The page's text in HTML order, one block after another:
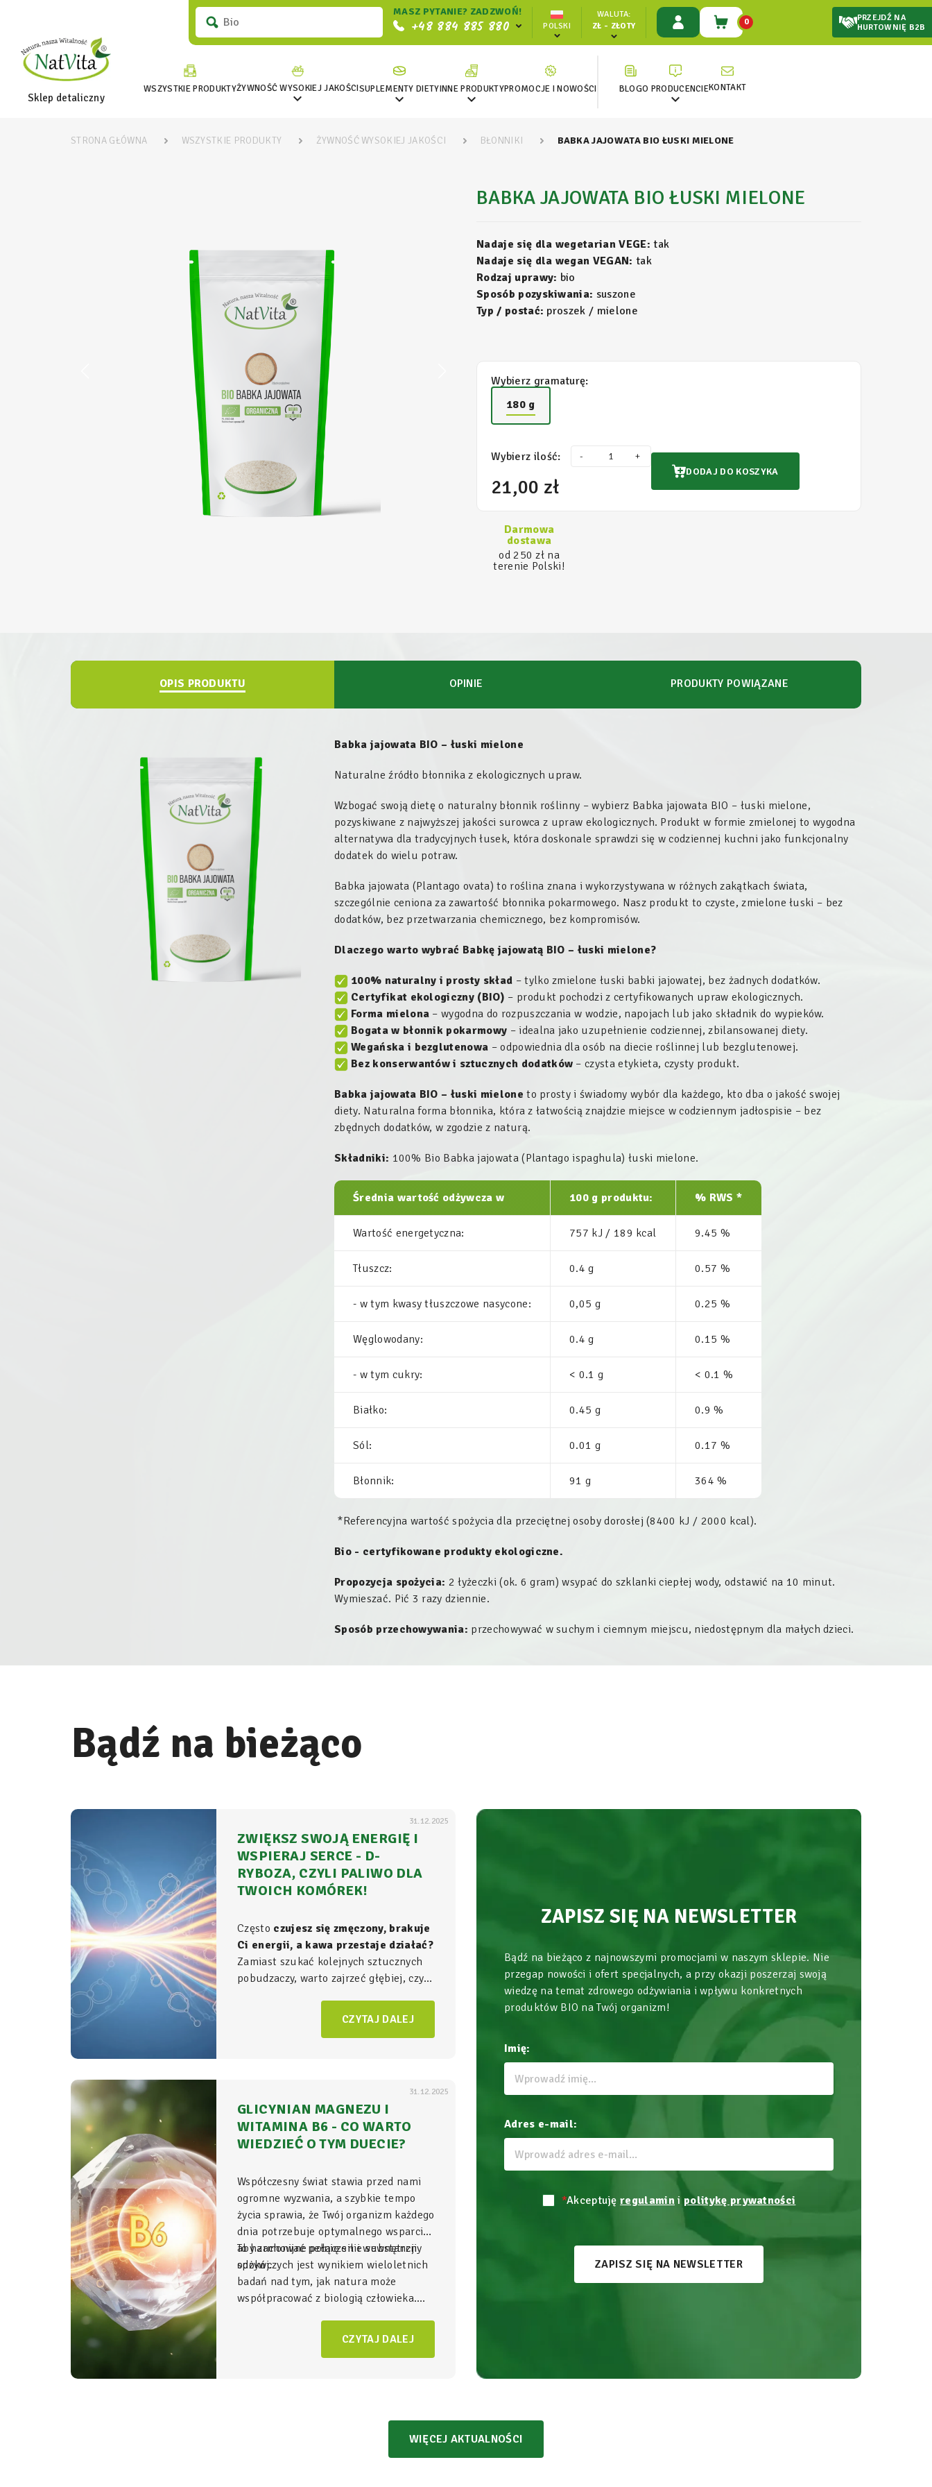
Sklep detaliczny
MASZ PYTANIE? ZADZWOŃ!
+48 884 885 880 POLSKI
WALUTA:
ZŁ - ZŁOTY
0
PRZEJDŹ NA
HURTOWNIĘ B2B
WSZYSTKIE PRODUKTYŻYWNOŚĆ WYSOKIEJ JAKOŚCI

SUPLEMENTY DIETY

INNE PRODUKTY

PROMOCJE I NOWOŚCI BLOGO PRODUCENCIE

KONTAKT
STRONA GŁÓWNA WSZYSTKIE PRODUKTY ŻYWNOŚĆ WYSOKIEJ JAKOŚCI BŁONNIKI BABKA JAJOWATA BIO ŁUSKI MIELONE
BABKA JAJOWATA BIO ŁUSKI MIELONE
Nadaje się dla wegetarian VEGE: tak
Nadaje się dla wegan VEGAN: tak
Rodzaj uprawy: bio
Sposób pozyskiwania: suszone
Typ / postać: proszek / mielone
Wybierz gramaturę:
180 g
Wybierz ilość: - +
21,00 zł
DODAJ DO KOSZYKA
Darmowa
dostawa
od 250 zł na
terenie Polski!
OPIS PRODUKTU OPINIE PRODUKTY POWIĄZANE
Babka jajowata BIO – łuski mielone
Naturalne źródło błonnika z ekologicznych upraw.
Wzbogać swoją dietę o naturalny błonnik roślinny – wybierz Babka jajowata BIO – łuski mielone,
pozyskiwane z najwyższej jakości surowca z upraw ekologicznych. Produkt w formie zmielonej to wygodna
alternatywa dla tradycyjnych łusek, która doskonale sprawdzi się w codziennej kuchni jako funkcjonalny
dodatek do wielu potraw.
Babka jajowata (Plantago ovata) to roślina znana i wykorzystywana w różnych zakątkach świata,
szczególnie ceniona za zawartość błonnika pokarmowego. Nasz produkt to czyste, zmielone łuski – bez
dodatków, bez przetwarzania chemicznego, bez kompromisów.
Dlaczego warto wybrać Babkę jajowatą BIO – łuski mielone?
100% naturalny i prosty skład – tylko zmielone łuski babki jajowatej, bez żadnych dodatków.
Certyfikat ekologiczny (BIO) – produkt pochodzi z certyfikowanych upraw ekologicznych.
Forma mielona – wygodna do rozpuszczania w wodzie, napojach lub jako składnik do wypieków.
Bogata w błonnik pokarmowy – idealna jako uzupełnienie codziennej, zbilansowanej diety.
Wegańska i bezglutenowa – odpowiednia dla osób na diecie roślinnej lub bezglutenowej.
Bez konserwantów i sztucznych dodatków – czysta etykieta, czysty produkt.
Babka jajowata BIO – łuski mielone to prosty i świadomy wybór dla każdego, kto dba o jakość swojej
diety. Naturalna forma błonnika, która z łatwością znajdzie miejsce w codziennym jadłospisie – bez
zbędnych dodatków, w zgodzie z naturą.
Składniki: 100% Bio Babka jajowata (Plantago ispaghula) łuski mielone.
Średnia wartość odżywcza w 100 g produktu: % RWS *
Wartość energetyczna: 757 kJ / 189 kcal 9.45 %
Tłuszcz: 0.4 g 0.57 %
- w tym kwasy tłuszczowe nasycone: 0,05 g 0.25 %
Węglowodany: 0.4 g 0.15 %
- w tym cukry: < 0.1 g < 0.1 %
Białko: 0.45 g 0.9 %
Sól: 0.01 g 0.17 %
Błonnik: 91 g 364 %
*Referencyjna wartość spożycia dla przeciętnej osoby dorosłej (8400 kJ / 2000 kcal).
Bio - certyfikowane produkty ekologiczne.
Propozycja spożycia: 2 łyżeczki (ok. 6 gram) wsypać do szklanki ciepłej wody, odstawić na 10 minut.
Wymieszać. Pić 3 razy dziennie.
Sposób przechowywania: przechowywać w suchym i ciemnym miejscu, niedostępnym dla małych dzieci.
Bądź na bieżąco
31.12.2025
ZWIĘKSZ SWOJĄ ENERGIĘ I
WSPIERAJ SERCE - D-
RYBOZA, CZYLI PALIWO DLA
TWOICH KOMÓREK!
Często czujesz się zmęczony, brakuje
Ci energii, a kawa przestaje działać?
Zamiast szukać kolejnych sztucznych
pobudzaczy, warto zajrzeć głębiej, czyli
organizmie - tam, gdzie na poziomie
CZYTAJ DALEJ
31.12.2025
GLICYNIAN MAGNEZU I
WITAMINA B6 - CO WARTO
WIEDZIEĆ O TYM DUECIE?
Współczesny świat stawia przed nami
ogromne wyzwania, a szybkie tempo
życia sprawia, że Twój organizm każdego
dnia potrzebuje optymalnego wsparcia,
aby zachować pełnię sił i wewnętrzny
spokój.
To harmonijne połączenie substancji
odżywczych jest wynikiem wieloletnich
badań nad tym, jak natura może
współpracować z biologią człowieka.
duet, który w NatVita traktujemy jako
CZYTAJ DALEJ
ZAPISZ SIĘ NA NEWSLETTER
Bądź na bieżąco z najnowszymi promocjami w naszym sklepie. Nie
przegap nowości i ofert specjalnych, a przy okazji poszerzaj swoją
wiedzę na temat zdrowego odżywiania i wpływu konkretnych
produktów BIO na Twój organizm!
Imię:
Adres e-mail:
*Akceptujęregulamin i politykę prywatności
ZAPISZ SIĘ NA NEWSLETTER
WIĘCEJ AKTUALNOŚCI